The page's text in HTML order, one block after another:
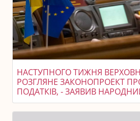
НАСТУПНОГО ТИЖНЯ
РОЗГЛЯНЕ ЗАКОНОПРОЕКТ
ПОДАТКІВ, - ЗАЯВИВ